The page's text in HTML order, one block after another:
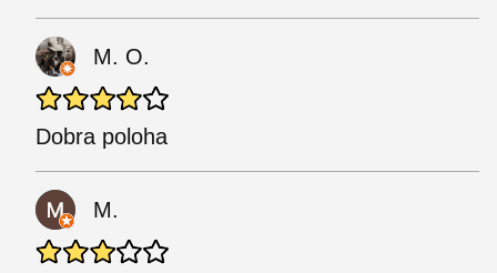
M. O.
Dobra poloha
M.